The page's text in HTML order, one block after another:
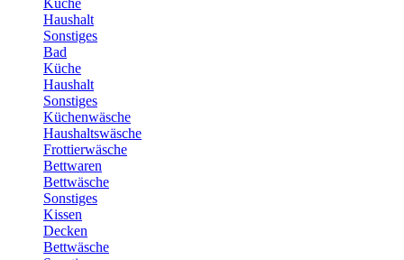
Küche
Haushalt
Sonstiges
Bad
Küche
Haushalt
Sonstiges
Küchenwäsche
Haushaltswäsche
Frottierwäsche
Bettwaren
Bettwäsche
Sonstiges
Kissen
Decken
Bettwäsche